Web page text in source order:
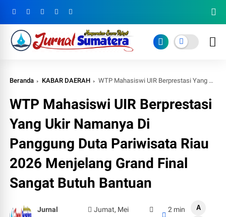
Beranda KABAR DAERAH WTP Mahasiswi UIR Berprestasi Yang Ukir Namanya Di Panggung Duta Pariwisata Riau 2026 Menjelang Grand Final Sangat Butuh Bantuan
WTP Mahasiswi UIR Berprestasi
Yang Ukir Namanya Di
Panggung Duta Pariwisata Riau
2026 Menjelang Grand Final
Sangat Butuh Bantuan
Jurnal
Jumat, Mei
2 min
A